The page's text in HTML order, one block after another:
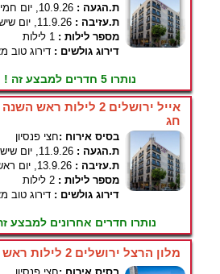
ת.הגעה : 10.9.26, יום חמישי
ת.עזיבה : 11.9.26, יום שישי
מספר לילות : 1 לילות
דירוג גולשים : דירוג טוב
נותרו 5 חדרים למבצע זה !
אייל ירושלים 2 לילות
חג
בסיס אירוח :חצי פנסיון
ת.הגעה : 11.9.26, יום שישי
ת.עזיבה : 13.9.26, יום ראשון
מספר לילות : 2 לילות
דירוג גולשים : דירוג טוב
נותרו חדרים אחרונים למבצע
מלון הרצל ירושלים 2 לילות ראש השנה